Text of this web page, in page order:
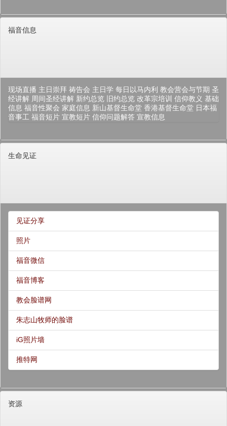
福音信息
现场直播 主日崇拜 祷告会 主日学 每日以马内利 教会营会与节期 圣
经讲解 周间圣经讲解 新约总览 旧约总览 改革宗培训 信仰教义 基础
信息 福音性聚会 家庭信息 新山基督生命堂 香港基督生命堂 日本福
音事工 福音短片 宣教短片 信仰问题解答 宣教信息
生命见证
见证分享
照片
福音微信
福音博客
教会脸谱网
朱志山牧师的脸谱
iG照片墙
推特网
资源